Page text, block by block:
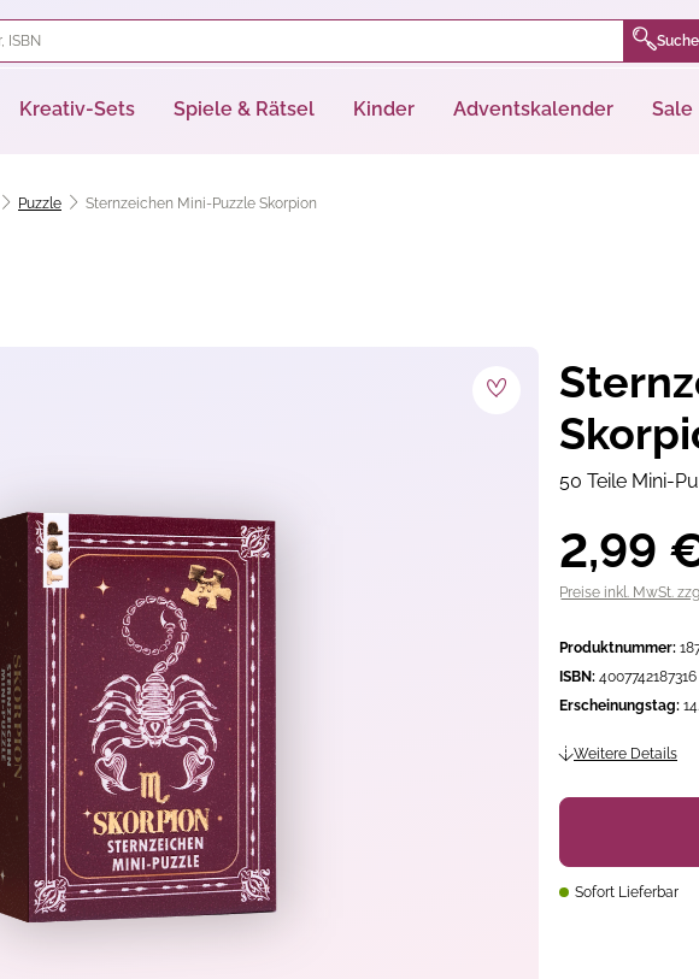
Kreativ-Sets Spiele & Rätsel Kinder Adventskalender Sale
Puzzle Sternzeichen Mini-Puzzle Skorpion
50 Teile Mini-
2,99
Preise inkl. MwSt.
Produktnummer:
ISBN: 4007742187316
Erscheinungstag:
Weitere Details
Sofort Lieferbar